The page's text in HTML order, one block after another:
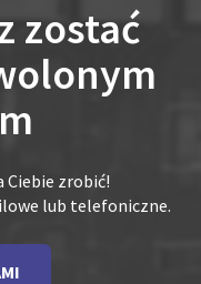
zostać
Ciebie zrobić!
lub telefoniczne.